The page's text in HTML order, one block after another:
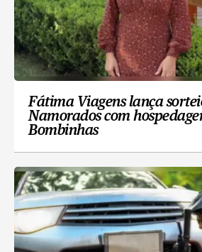
Fátima Viagens lança
Namorados com
Bombinhas